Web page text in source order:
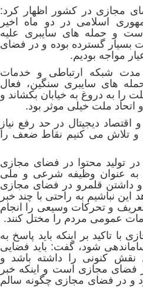
مجازی در کشور اظهار کرد:
اسلامی در دو ماه اخیر
و حمله های سایبری علیه
بسیار گسترده بوده و در فضای
مواجه بودیم.
مدت شبکه ارتباطی و خدمات
های سایبری سنگین، فعال
به دروغ به خیابان بکشاند و
ملت خیلی موثر بود.
دیجیتال در حد رفع نیاز
و تلاش می کنیم نقاط ضعف را
در تولید محتوا در فضای مجازی
به عنوان وظیفه شرعی و ملی
داشتن قلمرو در فضای مجازی
این نباشیم به راحتی با چند خبر
و تحرکات وسیعی را انجام
عمومی مردم را مختل کنند.
تاکید بر اینکه باید پاسخ به
شود، گفت: باید فضایی
نقش کنونی را داشته باشد و
فضای مجازی است و اینکه خبر
و در فضای مجازی چگونه سالم